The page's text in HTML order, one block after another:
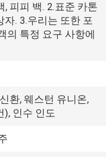
, 피피 백. 2.표준 카톤
자. 3.우리는 또한 포
의 특정 요구 사항에
환, 웨스턴 유니온,
), 인수 인도